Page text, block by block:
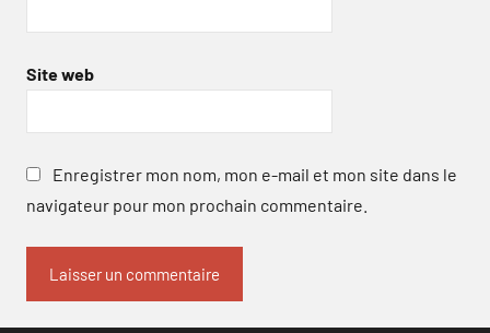
Site web
Enregistrer mon nom, mon e-mail et mon site dans le
navigateur pour mon prochain commentaire.